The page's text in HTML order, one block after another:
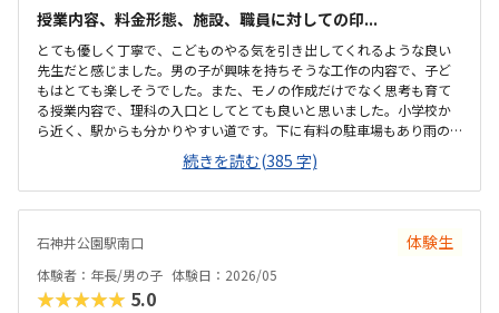
授業内容、料金形態、施設、職員に対しての印...
とても優しく丁寧で、こどものやる気を引き出してくれるような良い
先生だと感じました。男の子が興味を持ちそうな工作の内容で、子ど
もはとても楽しそうでした。また、モノの作成だけでなく思考も育て
る授業内容で、理科の入口としてとても良いと思いました。小学校か
ら近く、駅からも分かりやすい道です。下に有料の駐車場もあり雨の
日の送迎でも楽だと思いました。子供の自主性を重んじる雰囲気で、
子どもたちは皆のびのびとしてました。職員の方も皆挨拶をしっかり
してくれて笑顔溢れ良い印象でした。月2回、教材費込みでこちらの値
段に何の不満もありません。他教室と比べて特段高いこともなく、平
自主性を優先してくれて、子どもたちがのびのび楽しそうにしていた
のが良かった。授業内容も子どもが好きそうな楽しく学べる科学で、
大満足で帰ってきました。
続きを読む(385 字)
石神井公園駅南口 体験生
体験者：年長/男の子 体験日：2026/05
★★★★★ 5.0